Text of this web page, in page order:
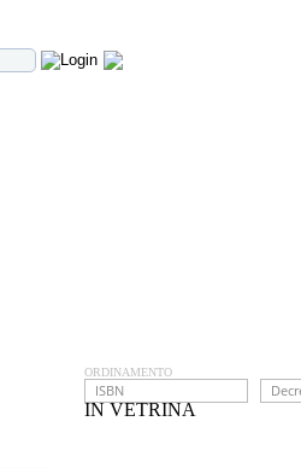
IN VETRINA
ORDINAMENTO